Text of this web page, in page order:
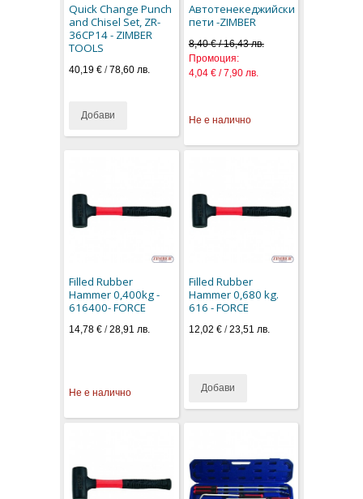
Quick Change Punch
and Chisel Set, ZR-
36CP14 - ZIMBER
TOOLS
40,19 € /78,60 лв.
Добави
Автотенекеджийски
пети -ZIMBER
8,40 € / 16,43 лв.
Промоция:
4,04 € / 7,90 лв.
Не е налично
Filled Rubber
Hammer 0,400kg -
616400- FORCE
14,78 € /28,91 лв.
Не е налично
Filled Rubber
Hammer 0,680 kg.
616 - FORCE
12,02 €/23,51 лв.
Добави